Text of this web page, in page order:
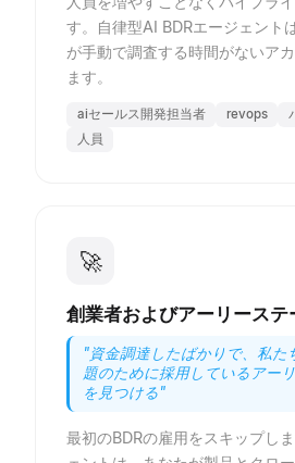
す。自律型AI BDRエージェント
が手動で調査する時間がないア
ます。
aiセールス開発担当者 revops
人員
🚀
創業者およびアーリーステ
"資金調達したばかりで、私た
題のために採用しているアー
を見つける"
最初のBDRの雇用をスキップし